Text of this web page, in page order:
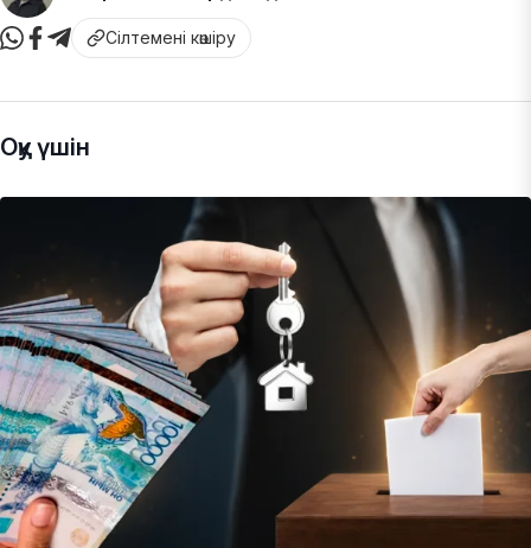
Сілтемені көшіру
Оқу үшін